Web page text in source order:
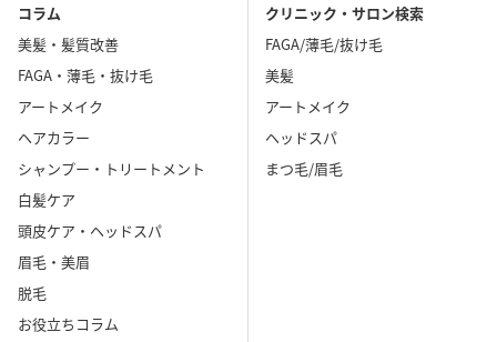
コラム
美髪・髪質改善
FAGA・薄毛・抜け毛
アートメイク
ヘアカラー
シャンプー・トリートメント
白髪ケア
頭皮ケア・ヘッドスパ
眉毛・美眉
脱毛
お役立ちコラム
クリニック・サロン検索
FAGA/薄毛/抜け毛
美髪
アートメイク
ヘッドスパ
まつ毛/眉毛